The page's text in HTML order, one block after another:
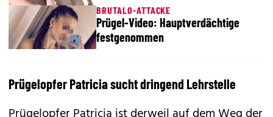
BRUTALO-ATTACKE
Prügel-Video: Hauptverdächtige
festgenommen
Prügelopfer Patricia sucht dringend Lehrstelle